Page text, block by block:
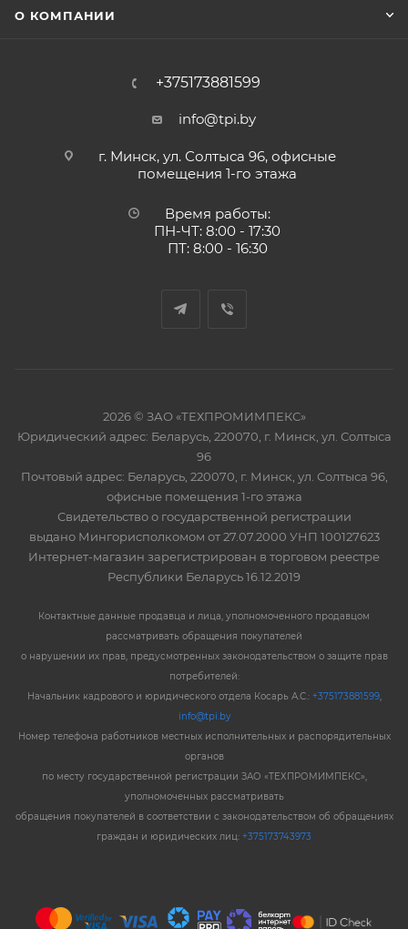
О КОМПАНИИ
+375173881599
info@tpi.by
г. Минск, ул. Солтыса 96, офисные
помещения 1-го этажа
Время работы:
ПН-ЧТ: 8:00 - 17:30
ПТ: 8:00 - 16:30
2026 © ЗАО «ТЕХПРОМИМПЕКС»
Юридический адрес: Беларусь, 220070, г. Минск, ул. Солтыса
96
Почтовый адрес: Беларусь, 220070, г. Минск, ул. Солтыса 96,
офисные помещения 1-го этажа
Свидетельство о государственной регистрации
выдано Мингорисполкомом от 27.07.2000 УНП 100127623
Интернет-магазин зарегистрирован в торговом реестре
Республики Беларусь 16.12.2019
Контактные данные продавца и лица, уполномоченного продавцом
рассматривать обращения покупателей
о нарушении их прав, предусмотренных законодательством о защите прав
потребителей:
Начальник кадрового и юридического отдела Косарь А.С.: +375173881599,
info@tpi.by
Номер телефона работников местных исполнительных и распорядительных
органов
по месту государственной регистрации ЗАО «ТЕХПРОМИМПЕКС»,
уполномоченных рассматривать
обращения покупателей в соответствии с законодательством об обращениях
граждан и юридических лиц: +375173743973